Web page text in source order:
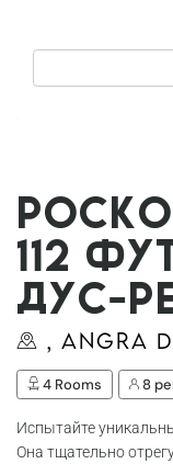
112
дус-
, Angra
4 Rooms 8
Испытайте
Она тщательно